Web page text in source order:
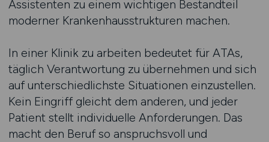
Assistenten zu einem wichtigen Bestandteil
moderner Krankenhausstrukturen machen.
In einer Klinik zu arbeiten bedeutet für ATAs,
täglich Verantwortung zu übernehmen und sich
auf unterschiedlichste Situationen einzustellen.
Kein Eingriff gleicht dem anderen, und jeder
Patient stellt individuelle Anforderungen. Das
macht den Beruf so anspruchsvoll und